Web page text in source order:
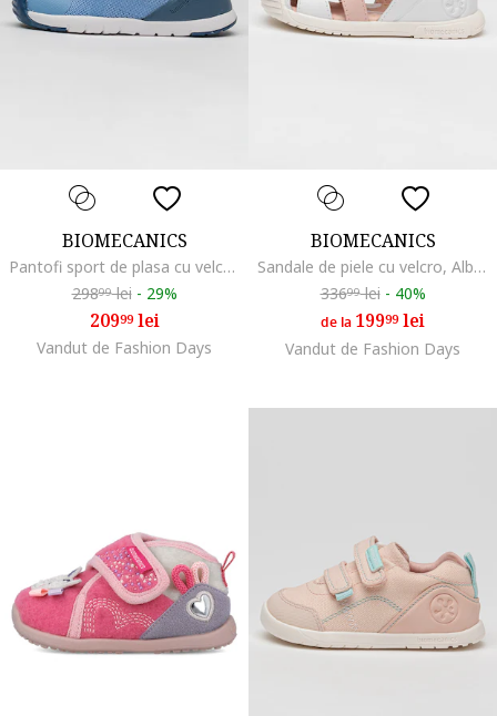
BIOMECANICS
Pantofi sport de plasa cu velcro pentru primii pasi, Albastru deschis
29899lei - 29%
20999lei
Vandut de Fashion Days
BIOMECANICS
Sandale de piele cu velcro, Alb optic/Roz prafuit
33699lei - 40%
de la 19999lei
Vandut de Fashion Days